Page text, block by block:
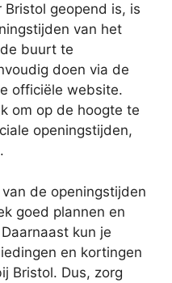
geopend is, is
van het
buurt te
doen via de
officiële website.
om op de hoogte te
openingstijden,
de openingstijden
goed plannen en
kun je
en kortingen
Bristol. Dus, zorg